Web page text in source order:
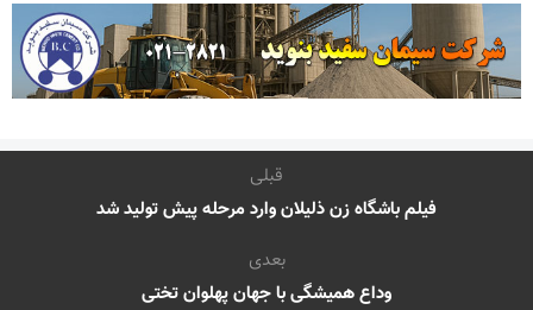
قبلی
فیلم باشگاه زن ذلیلان وارد مرحله پیش تولید شد
بعدی
وداع همیشگی با جهان پهلوان تختی